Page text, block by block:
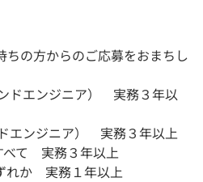
ちの方からのご応募をおまちし
ドエンジニア） 実務３年以
エンジニア） 実務３年以上
て 実務３年以上
れか 実務１年以上